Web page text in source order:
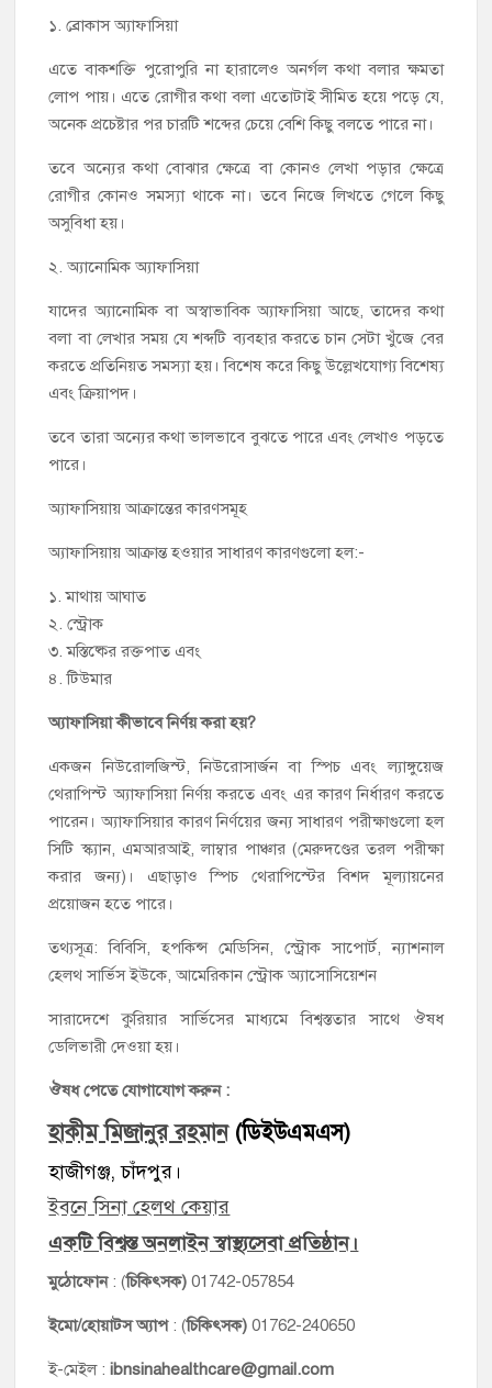
১. ব্রোকাস অ্যাফাসিয়া
এতে বাকশক্তি পুরোপুরি না হারালেও অনর্গল কথা বলার ক্ষমতা
লোপ পায়। এতে রোগীর কথা বলা এতোটাই সীমিত হয়ে পড়ে যে,
অনেক প্রচেষ্টার পর চারটি শব্দের চেয়ে বেশি কিছু বলতে পারে না।
তবে অন্যের কথা বোঝার ক্ষেত্রে বা কোনও লেখা পড়ার ক্ষেত্রে
রোগীর কোনও সমস্যা থাকে না। তবে নিজে লিখতে গেলে কিছু
অসুবিধা হয়।
২. অ্যানোমিক অ্যাফাসিয়া
যাদের অ্যানোমিক বা অস্বাভাবিক অ্যাফাসিয়া আছে, তাদের কথা
বলা বা লেখার সময় যে শব্দটি ব্যবহার করতে চান সেটা খুঁজে বের
করতে প্রতিনিয়ত সমস্যা হয়। বিশেষ করে কিছু উল্লেখযোগ্য বিশেষ্য
এবং ক্রিয়াপদ।
তবে তারা অন্যের কথা ভালভাবে বুঝতে পারে এবং লেখাও পড়তে
পারে।
অ্যাফাসিয়ায় আক্রান্তের কারণসমূহ
অ্যাফাসিয়ায় আক্রান্ত হওয়ার সাধারণ কারণগুলো হল:-
১. মাথায় আঘাত
২. স্ট্রোক
৩. মস্তিষ্কের রক্তপাত এবং
৪. টিউমার
অ্যাফাসিয়া কীভাবে নির্ণয় করা হয়?
একজন নিউরোলজিস্ট, নিউরোসার্জন বা স্পিচ এবং ল্যাঙ্গুয়েজ
থেরাপিস্ট অ্যাফাসিয়া নির্ণয় করতে এবং এর কারণ নির্ধারণ করতে
পারেন। অ্যাফাসিয়ার কারণ নির্ণয়ের জন্য সাধারণ পরীক্ষাগুলো হল
সিটি স্ক্যান, এমআরআই, লাম্বার পাঞ্চার (মেরুদণ্ডের তরল পরীক্ষা
করার জন্য)। এছাড়াও স্পিচ থেরাপিস্টের বিশদ মূল্যায়নের
প্রয়োজন হতে পারে।
তথ্যসূত্র: বিবিসি, হপকিন্স মেডিসিন, স্ট্রোক সাপোর্ট, ন্যাশনাল
হেলথ সার্ভিস ইউকে, আমেরিকান স্ট্রোক অ্যাসোসিয়েশন
সারাদেশে কুরিয়ার সার্ভিসের মাধ্যমে বিশ্বস্ততার সাথে ঔষধ
ডেলিভারী দেওয়া হয়।
ঔষধ পেতে যোগাযোগ করুন :
হাকীম মিজানুর রহমান(ডিইউএমএস)
হাজীগঞ্জ, চাঁদপুর।
ইবনে সিনা হেলথ কেয়ার
একটি বিশ্বস্ত অনলাইন স্বাস্থ্যসেবা প্রতিষ্ঠান।
মুঠোফোন: (চিকিৎসক) 01742-057854
ইমো/হোয়াটস অ্যাপ: (চিকিৎসক)01762-240650
ই-মেইল :ibnsinahealthcare@gmail.com